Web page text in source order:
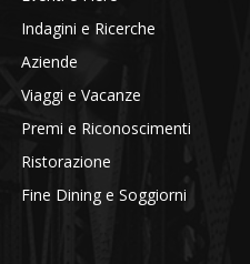
Indagini e Ricerche
Aziende
Viaggi e Vacanze
Premi e Riconoscimenti
Ristorazione
Fine Dining e Soggiorni